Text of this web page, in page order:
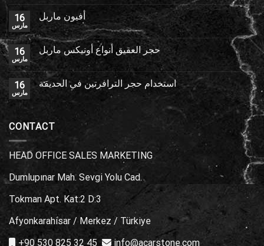
16
مارس
أفيون ماربل
16
مارس
حجر العقيق أنواع أونيكس ماربل
16
مارس
استخدام حجر الترافرتين في الحديقة
CONTACT
HEAD OFFICE SALES MARKETING
Dumlupınar Mah. Sevgi Yolu Cad.
Tokman Apt. Kat:2 D:3
Afyonkarahisar / Merkez / Türkiye
+90 530 825 32 45
info@acarstone.com